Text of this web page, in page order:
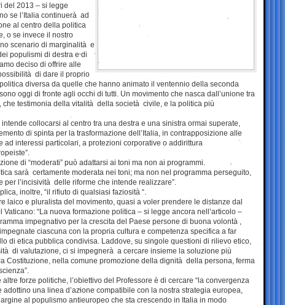
del 2013 – si legge
se l’Italia continuerà ad
al centro della politica
o se invece il nostro
scenario di marginalità e
populismi di destra e di
deciso di offrire alle
di dare il proprio
diversa da quelle che hanno animato il ventennio della seconda
oggi di fronte agli occhi di tutti. Un movimento che nasca dall’unione tra
che testimonia della vitalità della società civile, e la politica più
intende collocarsi al centro tra una destra e una sinistra ormai superate,
di spinta per la trasformazione dell’Italia, in contrapposizione alle
ad interessi particolari, a protezioni corporative o addirittura
di “moderati” può adattarsi ai toni ma non ai programmi.
sarà certamente moderata nei toni; ma non nel programma perseguito,
per l’incisività delle riforme che intende realizzare”.
inoltre, “il rifiuto di qualsiasi faziosità “.
laico e pluralista del movimento, quasi a voler prendere le distanze dal
Vaticano: “La nuova formazione politica – si legge ancora nell’articolo –
impegnativo per la crescita del Paese persone di buona volontà ,
ciascuna con la propria cultura e competenza specifica a far
di etica pubblica condivisa. Laddove, su singole questioni di rilievo etico,
di valutazione, ci si impegnerà a cercare insieme la soluzione più
Costituzione, nella comune promozione della dignità della persona, ferma
forze politiche, l’obiettivo del Professore è di cercare “la convergenza
adottino una linea d’azione compatibile con la nostra strategia europea,
al populismo antieuropeo che sta crescendo in Italia in modo